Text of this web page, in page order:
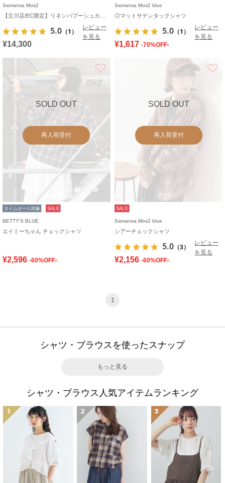
Samansa Mos2
5.0 （1）
レビュー
を見る
¥14,300
Samansa Mos2 blue
◎マットサテンタックシャツ
5.0 （1）
レビュー
を見る
¥1,617 -70%OFF-
SOLD OUT
再入荷受付
タイムセール対象 SALE
BETTY'S BLUE
エイミーちゃん チェックシャツ
¥2,596 -60%OFF-
SOLD OUT
再入荷受付
SALE
Samansa Mos2 blue
シアーチェックシャツ
5.0 （3）
レビュー
を見る
¥2,156 -60%OFF-
1
シャツ・ブラウスを使ったスナップ
もっと見る
シャツ・ブラウス人気アイテムランキング
1 2 3